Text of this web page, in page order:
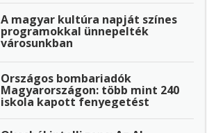
A magyar kultúra napját színes
programokkal ünnepelték
városunkban
Országos bombariadók
Magyarországon: több mint 240
iskola kapott fenyegetést